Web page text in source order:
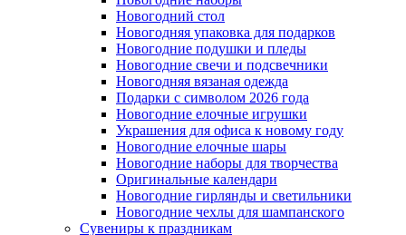
Новогодний стол
Новогодняя упаковка для подарков
Новогодние подушки и пледы
Новогодние свечи и подсвечники
Новогодняя вязаная одежда
Подарки с символом 2026 года
Новогодние елочные игрушки
Украшения для офиса к новому году
Новогодние елочные шары
Новогодние наборы для творчества
Оригинальные календари
Новогодние гирлянды и светильники
Новогодние чехлы для шампанского
Сувениры к праздникам